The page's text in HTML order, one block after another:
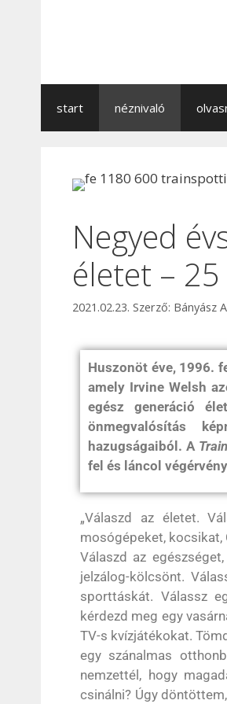
start néznivaló
Negyed
életet –
2021.02.23. Szerző: Bányász
Huszonöt éve, 1996.
amely Irvine Welsh
egész generáció
önmegvalósítás
hazugságaiból. A
fel és láncol
„Válaszd az életet.
mosógépeket,
Válaszd az
jelzálog-kölcsönt.
sporttáskát. Válassz
kérdezd meg egy
TV-s kvízjátékokat.
egy szánalmas
nemzettél, hogy
csinálni? Úgy